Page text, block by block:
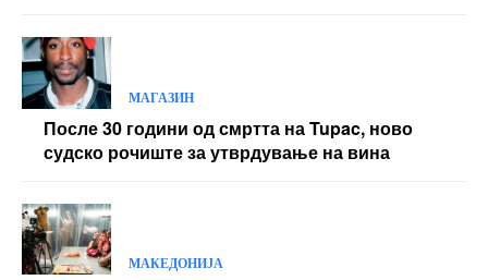
МАГАЗИН
После 30 години од смртта на Tupac, ново
судско рочиште за утврдување на вина
МАКЕДОНИЈА